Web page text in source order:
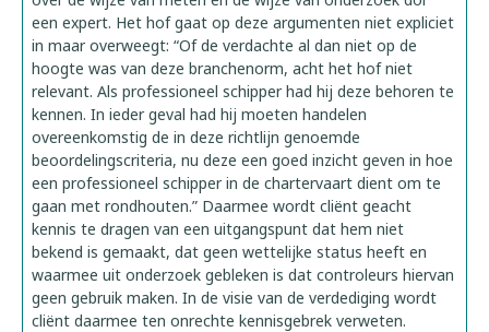
een expert. Het hof gaat op deze argumenten niet expliciet
in maar overweegt: “Of de verdachte al dan niet op de
hoogte was van deze branchenorm, acht het hof niet
relevant. Als professioneel schipper had hij deze behoren te
kennen. In ieder geval had hij moeten handelen
overeenkomstig de in deze richtlijn genoemde
beoordelingscriteria, nu deze een goed inzicht geven in hoe
een professioneel schipper in de chartervaart dient om te
gaan met rondhouten.” Daarmee wordt cliënt geacht
kennis te dragen van een uitgangspunt dat hem niet
bekend is gemaakt, dat geen wettelijke status heeft en
waarmee uit onderzoek gebleken is dat controleurs hiervan
geen gebruik maken. In de visie van de verdediging wordt
cliënt daarmee ten onrechte kennisgebrek verweten.